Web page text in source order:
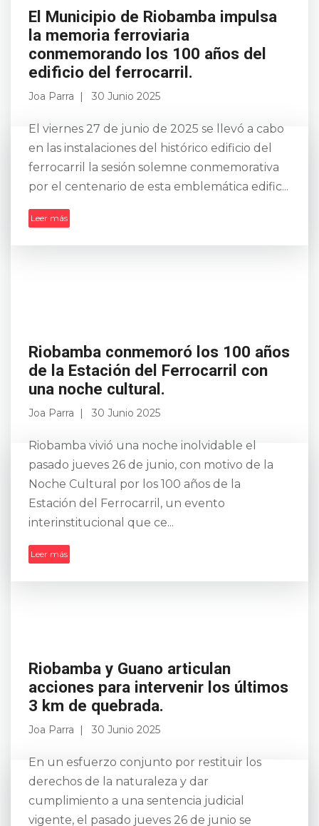
El Municipio de Riobamba impulsa
la memoria ferroviaria
conmemorando los 100 años del
edificio del ferrocarril.
Joa Parra 30 Junio 2025
El viernes 27 de junio de 2025 se llevó a cabo
en las instalaciones del histórico edificio del
ferrocarril la sesión solemne conmemorativa
por el centenario de esta emblemática edific...
Leer más
Riobamba conmemoró los 100 años
de la Estación del Ferrocarril con
una noche cultural.
Joa Parra 30 Junio 2025
Riobamba vivió una noche inolvidable el
pasado jueves 26 de junio, con motivo de la
Noche Cultural por los 100 años de la
Estación del Ferrocarril, un evento
interinstitucional que ce...
Leer más
Riobamba y Guano articulan
acciones para intervenir los últimos
3 km de quebrada.
Joa Parra 30 Junio 2025
En un esfuerzo conjunto por restituir los
derechos de la naturaleza y dar
cumplimiento a una sentencia judicial
vigente, el pasado jueves 26 de junio se